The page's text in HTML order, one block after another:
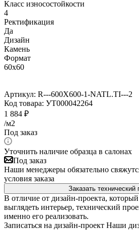
Класс износостойкости
4
Ректификация
Да
Дизайн
Камень
Формат
60x60
Артикул: R---600X600-1-NATL.TI---2
Код товара: УТ000042264
1 884 ₽
/м2
Под заказ
Уточнить наличие образца в салонах
Под заказ
Наши менеджеры обязательно
условия заказа
Заказать технический
В отличие от дизайн-проекта, который
выглядеть интерьер, технический
именно его реализовать.
Записаться на дизайн-проект Наши